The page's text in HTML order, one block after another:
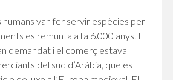
humans van fer servir espècies per
es remunta a fa 6.000 anys. El
demandat i el comerç estava
del sud d’Aràbia, que es